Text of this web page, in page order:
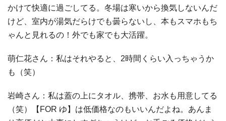
かけて快適に過ごしてる。冬場は寒いから換気しないんだ
けど、室内が湯気だらけでも曇らないし、本もスマホもち
ゃんと見れるの！外でも家でも大活躍。
萌仁花さん：私はそれやると、2時間くらい入っちゃうか
も（笑）
岩崎さん：私は蓋の上にタオル、携帯、お水も用意してる
（笑）【FOR ゆ】は低価格なのもいいんだよね。あんま